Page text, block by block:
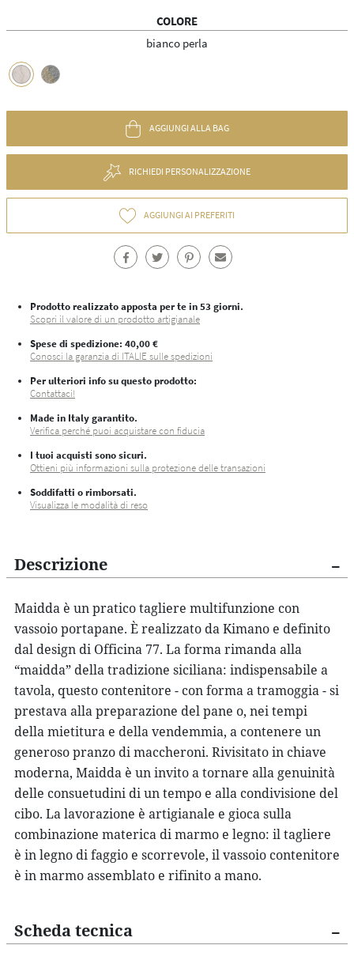
COLORE
bianco perla
AGGIUNGI AI PREFERITI
AGGIUNGI ALLA BAG
RICHIEDI PERSONALIZZAZIONE
Prodotto realizzato apposta per te in 53 giorni.
Scopri il valore di un prodotto artigianale
Spese di spedizione: 40,00 €
Conosci la garanzia di ITALIE sulle spedizioni
Per ulteriori info su questo prodotto:
Contattaci!
Made in Italy garantito.
Verifica perché puoi acquistare con fiducia
I tuoi acquisti sono sicuri.
Ottieni più informazioni sulla protezione delle transazioni
Soddifatti o rimborsati.
Visualizza le modalità di reso
Descrizione
Maidda è un praticotagliere multifunzione con
vassoioportapane. È realizzato daKimano e definito
dal design di Officina 77. La forma rimanda alla
“maidda” della tradizione siciliana: indispensabile a
tavola, questo contenitore - con forma a tramoggia - si
prestava alla preparazione del pane o, nei tempi
della mietitura e della vendemmia, a contenere un
generoso pranzo di maccheroni. Rivisitato in chiave
moderna, Maidda è un invito a tornare alla genuinità
delle consuetudini di un tempo e alla condivisione del
cibo. Lalavorazione è artigianale e gioca sulla
combinazione materica dimarmo e legno: iltagliere
è in legno di faggio e scorrevole, il vassoio contenitore
è in marmo assemblato e rifinito a mano.
Scheda tecnica